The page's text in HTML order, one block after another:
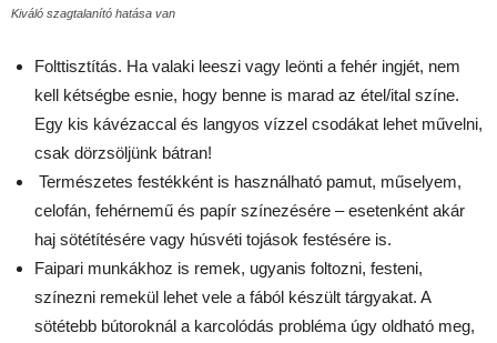
Kiváló szagtalanító hatása van
Folttisztítás. Ha valaki leeszi vagy leönti a fehér ingjét, nem
kell kétségbe esnie, hogy benne is marad az étel/ital színe.
Egy kis kávézaccal és langyos vízzel csodákat lehet művelni,
csak dörzsöljünk bátran!
Természetes festékként is használható pamut, műselyem,
celofán, fehérnemű és papír színezésére – esetenként akár
haj sötétítésére vagy húsvéti tojások festésére is.
Faipari munkákhoz is remek, ugyanis foltozni, festeni,
színezni remekül lehet vele a fából készült tárgyakat. A
sötétebb bútoroknál a karcolódás probléma úgy oldható meg,